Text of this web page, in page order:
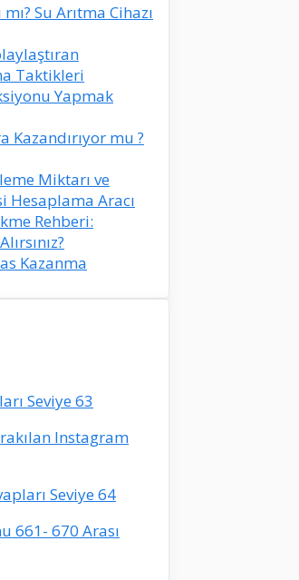
Su Arıtma Cihazı
Taktikleri
Yapmak
Kazandırıyor mu ?
Miktarı ve
Hesaplama Aracı
Rehberi:
Kazanma
Seviye 63
Instagram
Seviye 64
661- 670 Arası